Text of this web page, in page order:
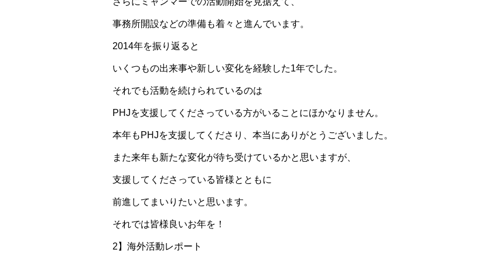
事務所開設などの準備も着々と進んでいます。
2014年を振り返ると
いくつもの出来事や新しい変化を経験した1年でした。
それでも活動を続けられているのは
PHJを支援してくださっている方がいることにほかなりません。
本年もPHJを支援してくださり、本当にありがとうございました。
また来年も新たな変化が待ち受けているかと思いますが、
支援してくださっている皆様とともに
前進してまいりたいと思います。
それでは皆様良いお年を！
2】海外活動レポート